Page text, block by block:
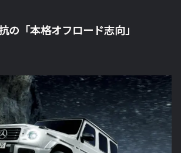
の「本格オフロード志向」